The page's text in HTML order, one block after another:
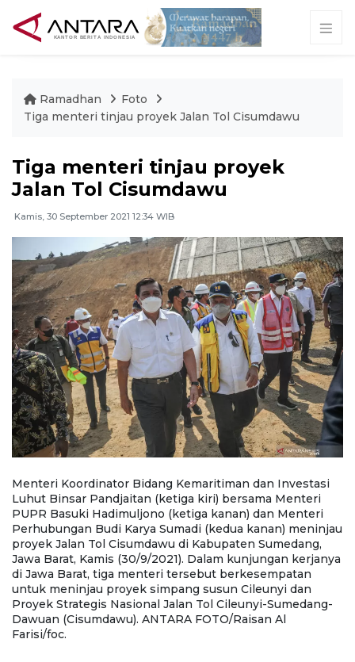
Ramadhan
Foto
Tiga menteri tinjau proyek Jalan Tol Cisumdawu
Tiga menteri tinjau proyek
Jalan Tol Cisumdawu
Kamis, 30 September 2021 12:34 WIB
Menteri Koordinator Bidang Kemaritiman dan Investasi
Luhut Binsar Pandjaitan (ketiga kiri) bersama Menteri
PUPR Basuki Hadimuljono (ketiga kanan) dan Menteri
Perhubungan Budi Karya Sumadi (kedua kanan) meninjau
proyek Jalan Tol Cisumdawu di Kabupaten Sumedang,
Jawa Barat, Kamis (30/9/2021). Dalam kunjungan kerjanya
di Jawa Barat, tiga menteri tersebut berkesempatan
untuk meninjau proyek simpang susun Cileunyi dan
Proyek Strategis Nasional Jalan Tol Cileunyi-Sumedang-
Dawuan (Cisumdawu). ANTARA FOTO/Raisan Al
Farisi/foc.